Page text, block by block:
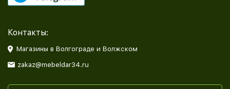
Контакты:
Магазины в Волгограде и Волжском
zakaz@mebeldar34.ru